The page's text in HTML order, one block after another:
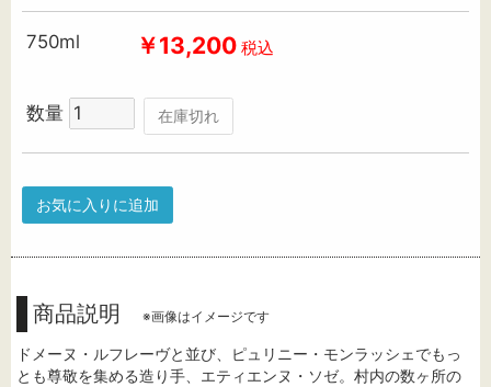
750ml ￥13,200 税込
数量 在庫切れ
お気に入りに追加
商品説明 ※画像はイメージです
ドメーヌ・ルフレーヴと並び、ピュリニー・モンラッシェでもっ
とも尊敬を集める造り手、エティエンヌ・ソゼ。村内の数ヶ所の